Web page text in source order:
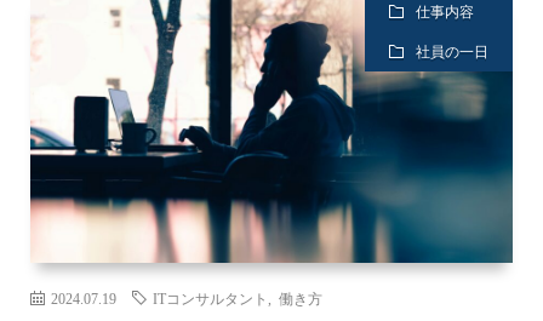
仕事内容
社員の一日
2024.07.19 ITコンサルタント 働き方